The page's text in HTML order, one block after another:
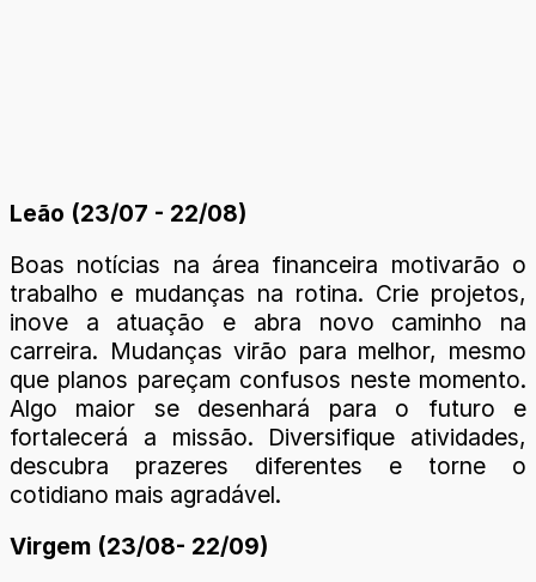
Leão (23/07 - 22/08)
Boas notícias na área financeira motivarão o
trabalho e mudanças na rotina. Crie projetos,
inove a atuação e abra novo caminho na
carreira. Mudanças virão para melhor, mesmo
que planos pareçam confusos neste momento.
Algo maior se desenhará para o futuro e
fortalecerá a missão. Diversifique atividades,
descubra prazeres diferentes e torne o
cotidiano mais agradável.
Virgem (23/08- 22/09)